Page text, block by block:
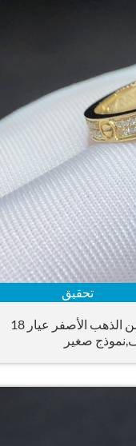
تحقيق
خاتم الحب كارتييه مخصص مصنوع من الذهب الأصفر عيار 18
صغير